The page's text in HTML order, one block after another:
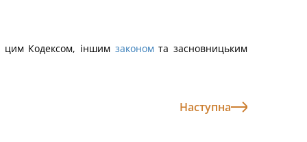
цим Кодексом, іншим законом та засновницьким
Наступна